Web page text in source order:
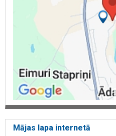
Mājas lapa internetā